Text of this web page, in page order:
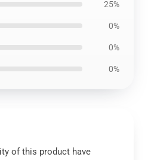
25%
0%
0%
0%
of this product have